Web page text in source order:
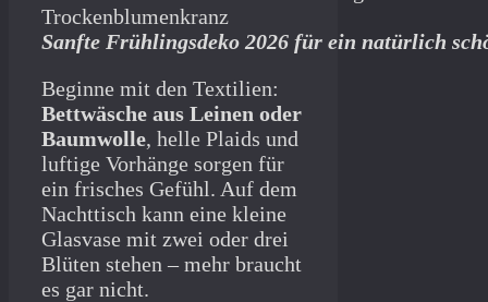
Sanfte Frühlingsdeko 2026 für ein natürlich
Beginne mit den Textilien:
Bettwäsche aus Leinen oder
Baumwolle, helle Plaids und
luftige Vorhänge sorgen für
ein frisches Gefühl. Auf dem
Nachttisch kann eine kleine
Glasvase mit zwei oder drei
Blüten stehen – mehr braucht
es gar nicht.